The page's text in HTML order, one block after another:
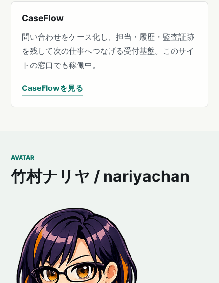
CaseFlow
問い合わせをケース化し、担当・履歴・監査証跡
を残して次の仕事へつなげる受付基盤。このサイ
トの窓口でも稼働中。
CaseFlowを見る
AVATAR
竹村ナリヤ / nariyachan